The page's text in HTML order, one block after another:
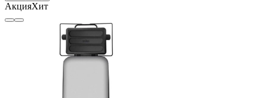
АкцияХит